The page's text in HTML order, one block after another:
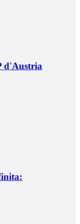
d'Austria